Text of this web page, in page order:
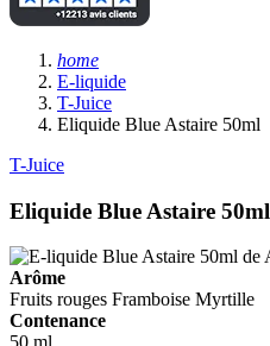
home
E-liquide
T-Juice
Eliquide Blue Astaire 50ml
T-Juice
Eliquide Blue Astaire 50ml
Arôme
Fruits rouges Framboise Myrtille
Contenance